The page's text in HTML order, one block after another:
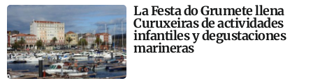
La Festa do Grumete llena
Curuxeiras de actividades
infantiles y degustaciones
marineras